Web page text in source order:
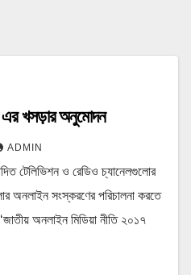
এর খসড়ার অনুমোদন
ADMIN
টেলিভিশন ও রেডিও চ্যানেলগুলোর
অনলাইন সংস্করণের পরিচালনা করতে
অনলাইন মিডিয়া নীতি ২০১৭